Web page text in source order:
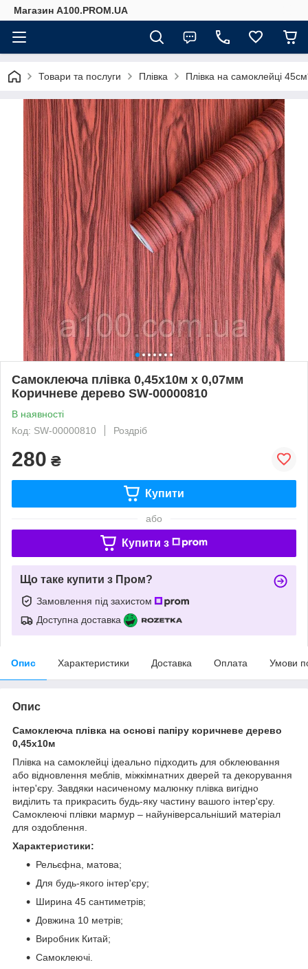
Магазин A100.PROM.UA
Товари та послуги Плівка Плівка на самоклейці
Самоклеюча плівка 0,45х10м х 0,07мм
Коричневе дерево SW-00000810
В наявності
Код: SW-00000810
Роздріб
280 ₴
Купити
або
Купити з
Що таке купити з Пром?
Замовлення під захистом
Доступна доставка
Опис Характеристики Доставка Оплата Умови
Опис
Самоклеюча плівка на основі папіру коричневе дерево
0,45х10м
Плівка на самоклейці ідеально підходить для обклеювання
або відновлення меблів, міжкімнатних дверей та декорування
інтер'єру. Завдяки насиченому малюнку плівка вигідно
виділить та прикрасить будь-яку частину вашого інтер'єру.
Самоклеючі плівки мармур – найуніверсальніший матеріал
для оздоблення.
Характеристики:
Рельєфна, матова;
Для будь-якого інтер'єру;
Ширина 45 сантиметрів;
Довжина 10 метрів;
Виробник Китай;
Самоклеючі.